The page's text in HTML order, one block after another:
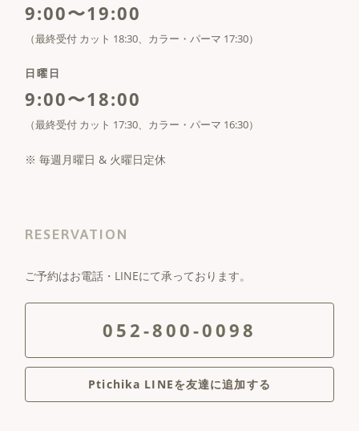
9:00〜19:00
（最終受付 カット 18:30、カラー・パーマ 17:30）
日曜日
9:00〜18:00
（最終受付 カット 17:30、カラー・パーマ 16:30）
※ 毎週月曜日 & 火曜日定休
RESERVATION
ご予約はお電話・LINEにて承っております。
052-800-0098
Ptichika LINEを友達に追加する